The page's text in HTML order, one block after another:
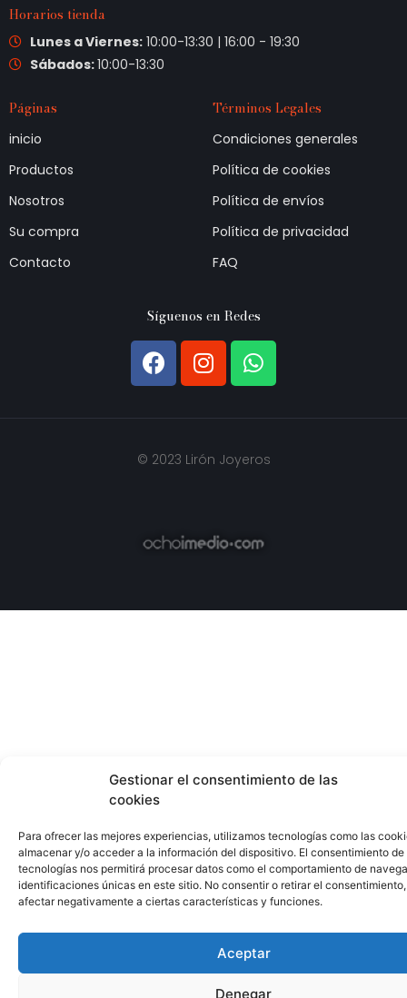
Gestionar el consentimiento de las
cookies
Para ofrecer las mejores experiencias, utilizamos tecnologías como las
almacenar y/o acceder a la información del dispositivo. El consentimiento de
tecnologías nos permitirá procesar datos como el comportamiento de
identificaciones únicas en este sitio. No consentir o retirar el
afectar negativamente a ciertas características y funciones.
Aceptar
Denegar
Horarios tienda
Lunes a Viernes:10:00-13:30 | 16:00 - 19:30
Sábados:10:00-13:30
Páginas
inicio
Productos
Nosotros
Su compra
Contacto
Términos Legales
Condiciones generales
Política de cookies
Política de envíos
Política de privacidad
FAQ
Síguenos en Redes
© 2023 Lirón Joyeros